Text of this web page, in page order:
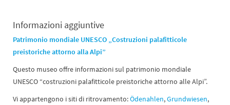
Informazioni aggiuntive
Patrimonio mondiale UNESCO „Costruzioni palafitticole
preistoriche attorno alla Alpi”
Questo museo offre informazioni sul patrimonio mondiale
UNESCO “costruzioni palafitticole preistoriche attorno alle Alpi”.
Vi appartengono i siti di ritrovamento:Ödenahlen,Grundwiesen,